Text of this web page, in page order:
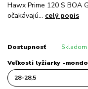
Hawx Prime 120 S BOA
očakávajú... celý popis
Dostupnosť Skladom
Veľkosti lyžiarky -mondo